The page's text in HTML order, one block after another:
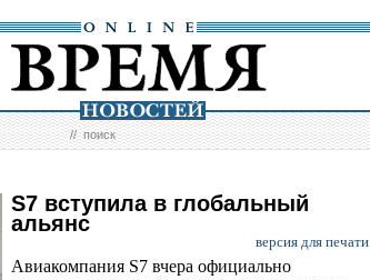
//поиск
S7 вступила в глобальный
альянс
версия для печати
Авиакомпания S7 вчера официально